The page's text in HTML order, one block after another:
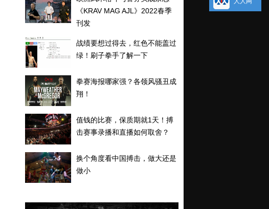
《KRAV MAG AJL》2022春季
刊发
战绩要想过得去，红色不能盖过
绿！刷子拳手了解一下
拳赛海报哪家强？各领风骚丑成
翔！
值钱的比赛，保质期就1天！搏
击赛事录播和直播如何取舍？
换个角度看中国搏击，做大还是
做小